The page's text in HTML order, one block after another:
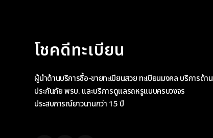
โชคดีทะเบียน
ผู้นำด้านบริการซื้อ-ขายทะเบียนสวย ทะเบียนมงคล บริการด้าน
ประกันภัย พรบ. และบริการดูแลรถหรูแบบครบวงจร
ประสบการณ์ยาวนานกว่า 15 ปี